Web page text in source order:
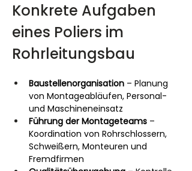
Konkrete Aufgaben
eines Poliers im
Rohrleitungsbau
Baustellenorganisation – Planung
von Montageabläufen, Personal-
und Maschineneinsatz
Führung der Montageteams –
Koordination von Rohrschlossern,
Schweißern, Monteuren und
Fremdfirmen